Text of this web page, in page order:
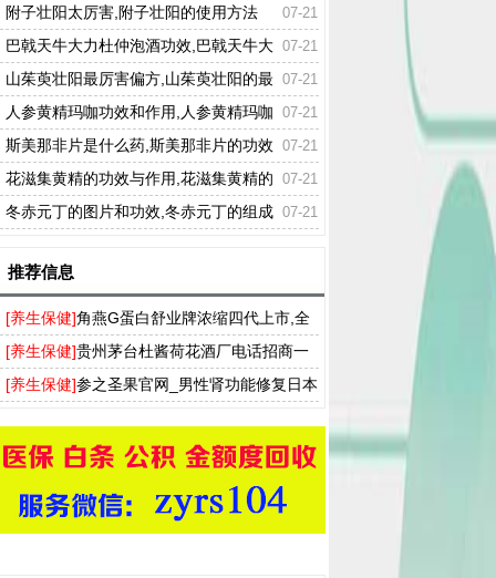
用的药物 07-21
附子壮阳太厉害,附子壮阳的使用方法
07-21
巴戟天牛大力杜仲泡酒功效,巴戟天牛大
力杜仲有什么作用 07-21
山茱萸壮阳最厉害偏方,山茱萸壮阳的最
佳配方 07-21
人参黄精玛咖功效和作用,人参黄精玛咖
功效 07-21
斯美那非片是什么药,斯美那非片的功效
作用 07-21
花滋集黄精的功效与作用,花滋集黄精的
作用 07-21
冬赤元丁的图片和功效,冬赤元丁的组成
荐信息
[养生保健]角燕G蛋白舒业牌浓缩四代上市,全
新浓缩四代角燕G蛋白胶囊
[养生保健]贵州茅台杜酱荷花酒厂电话招商一
件代发
[养生保健]参之圣果官网_男性肾功能修复日本